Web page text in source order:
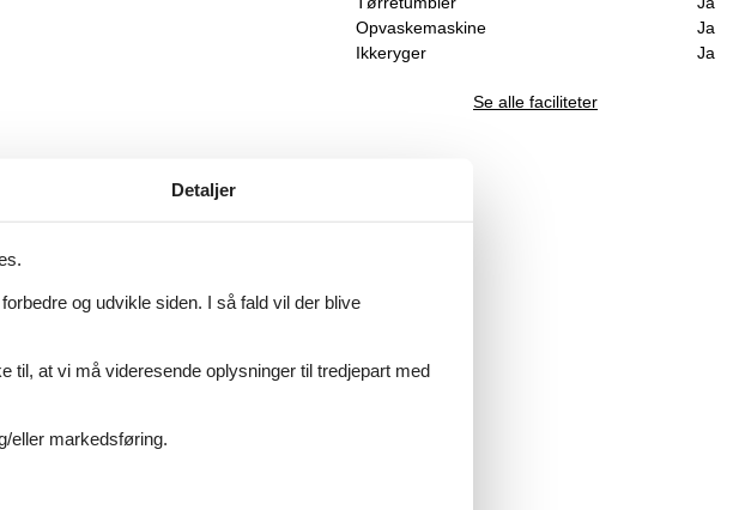
Opvaskemaskine
Ja
Ikkeryger
Ja
Se alle faciliteter
Detaljer
og udvikle siden. I så fald vil der blive
til, at vi må videresende oplysninger til tredjepart med
eller markedsføring.